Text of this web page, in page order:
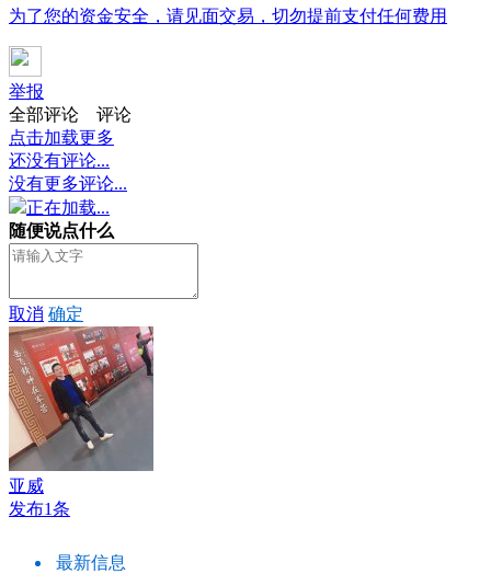
为了您的资金安全，请见面交易，切勿提前支付任何费用
举报
全部评论
评论
点击加载更多
还没有评论...
没有更多评论...
正在加载...
随便说点什么
取消 确定
亚威
发布1条
最新信息